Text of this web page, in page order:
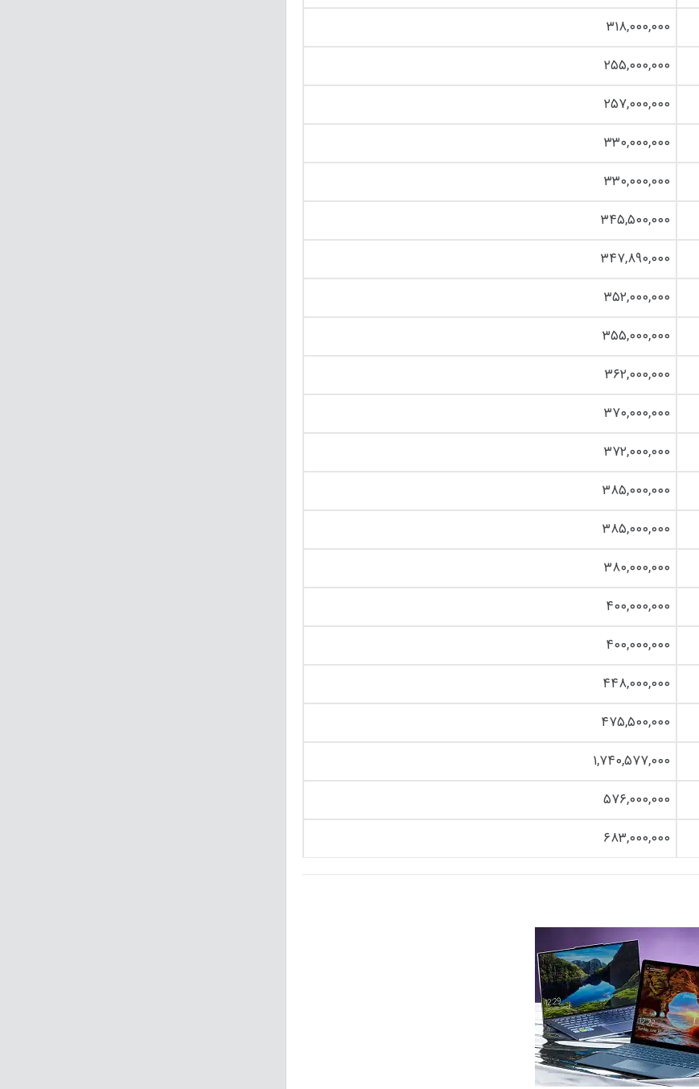
۳۱۸,۰۰۰,۰۰۰
۲۵۵,۰۰۰,۰۰۰
۲۵۷,۰۰۰,۰۰۰
۳۳۰,۰۰۰,۰۰۰
۳۳۰,۰۰۰,۰۰۰
۳۴۵,۵۰۰,۰۰۰
۳۴۷,۸۹۰,۰۰۰
۳۵۲,۰۰۰,۰۰۰
۳۵۵,۰۰۰,۰۰۰
۳۶۲,۰۰۰,۰۰۰
۳۷۰,۰۰۰,۰۰۰
۳۷۲,۰۰۰,۰۰۰
۳۸۵,۰۰۰,۰۰۰
۳۸۵,۰۰۰,۰۰۰
۳۸۰,۰۰۰,۰۰۰
۴۰۰,۰۰۰,۰۰۰
۴۰۰,۰۰۰,۰۰۰
۴۴۸,۰۰۰,۰۰۰
۴۷۵,۵۰۰,۰۰۰
۱,۷۴۰,۵۷۷,۰۰۰
۵۷۶,۰۰۰,۰۰۰
۶۸۳,۰۰۰,۰۰۰